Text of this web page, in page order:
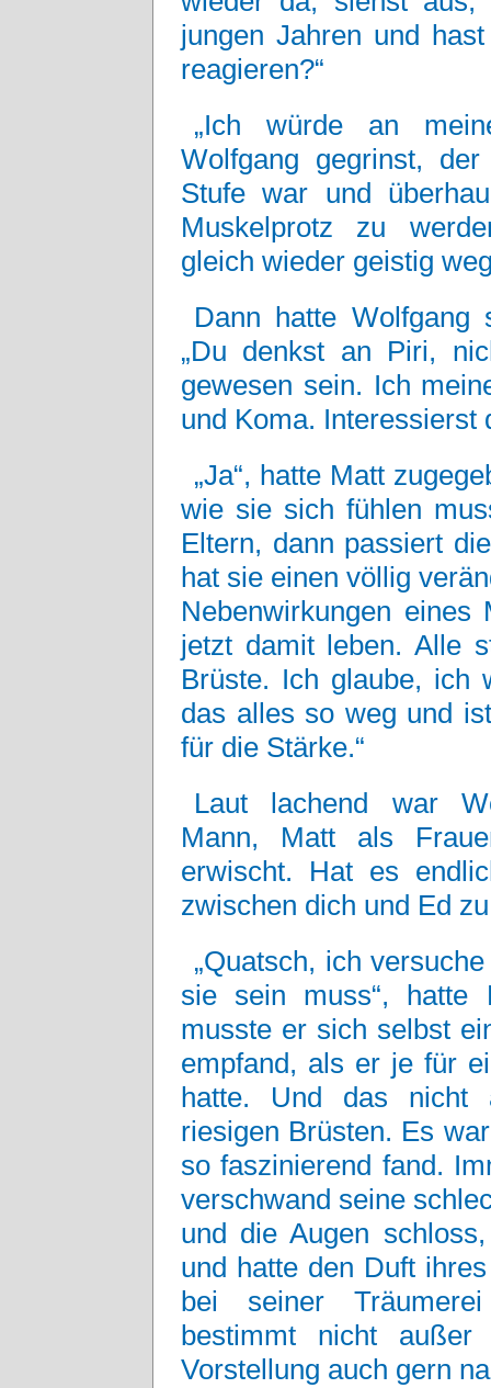
jungen Jahren und
reagieren?“
„Ich würde an
Wolfgang gegrinst,
Stufe war und
Muskelprotz zu
gleich wieder geistig
Dann hatte Wolfgang
„Du denkst an Piri,
gewesen sein. Ich
und Koma. Interessierst
„Ja“, hatte Matt
wie sie sich fühlen
Eltern, dann passiert
hat sie einen völlig
Nebenwirkungen
jetzt damit leben. Alle
Brüste. Ich glaube, ich
das alles so weg und
für die Stärke.“
Laut lachend war
Mann, Matt als
erwischt. Hat es
zwischen dich und Ed
„Quatsch, ich
sie sein muss“, hatte
musste er sich selbst
empfand, als er je für
hatte. Und das nicht
riesigen Brüsten. Es
so faszinierend fand.
verschwand seine
und die Augen
und hatte den Duft
bei seiner
bestimmt nicht
Vorstellung auch gern